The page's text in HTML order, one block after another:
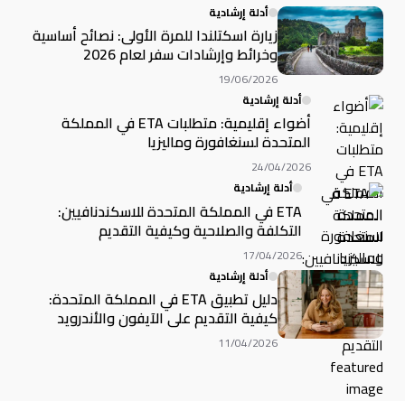
أدلة إرشادية
زيارة اسكتلندا للمرة الأولى: نصائح أساسية
وخرائط وإرشادات سفر لعام 2026
19/06/2026
أدلة إرشادية
أضواء إقليمية: متطلبات ETA في المملكة
المتحدة لسنغافورة وماليزيا
24/04/2026
أدلة إرشادية
ETA في المملكة المتحدة للاسكندنافيين:
التكلفة والصلاحية وكيفية التقديم
17/04/2026
أدلة إرشادية
دليل تطبيق ETA في المملكة المتحدة:
كيفية التقديم على الآيفون والأندرويد
11/04/2026